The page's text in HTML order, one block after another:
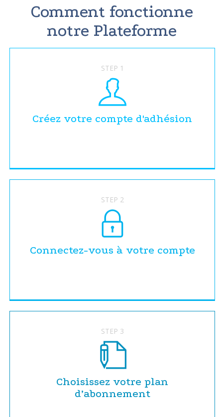
Comment fonctionne
notre Plateforme
STEP 1
Créez votre compte d'adhésion
STEP 2
Connectez-vous à votre compte
STEP 3
Choisissez votre plan
d’abonnement